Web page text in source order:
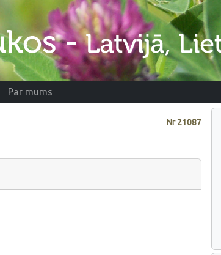
Par mums
Nr21087